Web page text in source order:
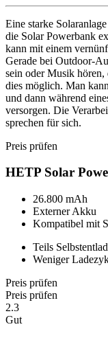
Eine starke
die Solar Powerbank
kann mit einem
Gerade bei Outdoor-
sein oder Musik
dies möglich. Man
und dann während
versorgen. Die
sprechen für sich.
Preis prüfen
HETP Solar
26.800 mAh
Externer Akku
Kompatibel mit
Teils
Weniger
Preis prüfen
Preis prüfen
2.3
Gut